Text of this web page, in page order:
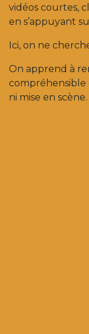
vidéos courtes,
en s’appuyant
Ici, on ne
On apprend à
compréhensible
ni mise en scène.